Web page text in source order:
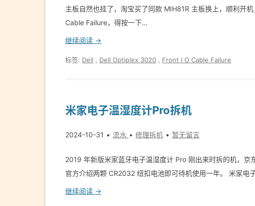
主板自然也挂了，淘宝买了同款 MIH81R 主板换上，顺利开
Cable Failure，得按一下…
继续阅读 →
标签: Dell Dell Optiplex 3020 Front I O Cable Failure
米家电子温湿度计Pro拆机
2024-10-31 流水 修理拆机 暂无留言
2019 年新版米家蓝牙电子温湿度计 Pro 刚出来时拆的机，京
官方介绍两颗 CR2032 纽扣电池即可待机使用一年。 米家
继续阅读 →